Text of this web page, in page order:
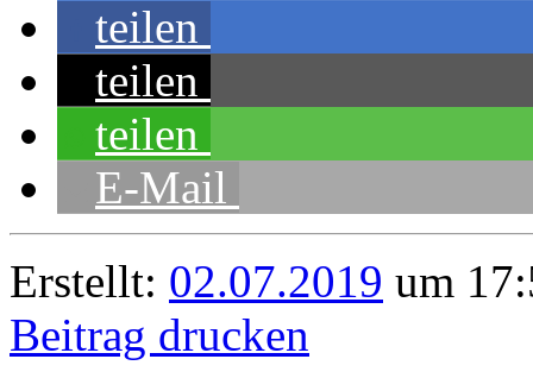
teilen
teilen
teilen
E-Mail
Erstellt: 02.07.2019 um
Beitrag drucken